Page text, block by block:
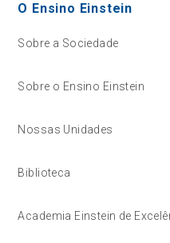
O Ensino Einstein
Sobre a Sociedade
Sobre o Ensino Einstein
Nossas Unidades
Biblioteca
Academia Einstein de